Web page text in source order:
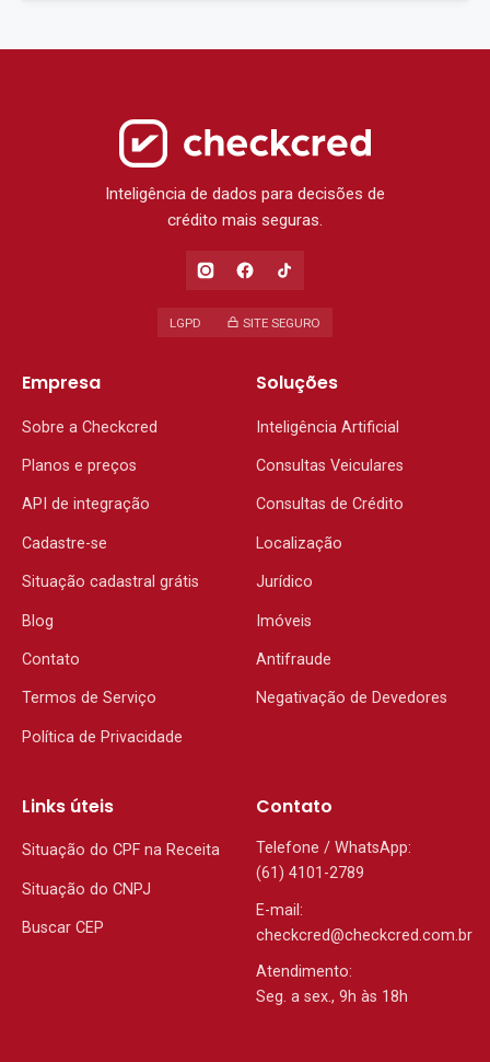
Inteligência de dados para decisões de
crédito mais seguras.
LGPD SITE SEGURO
Soluções
Inteligência Artificial
Consultas Veiculares
Consultas de Crédito
Localização
Jurídico
Imóveis
Antifraude
Negativação de Devedores
Empresa
Sobre a Checkcred
Planos e preços
API de integração
Cadastre-se
Situação cadastral grátis
Blog
Contato
Termos de Serviço
Política de Privacidade
Links úteis
Situação do CPF na Receita
Situação do CNPJ
Buscar CEP
Contato
Telefone / WhatsApp:
(61) 4101-2789
E-mail:
checkcred@checkcred.com.br
Atendimento:
Seg. a sex., 9h às 18h